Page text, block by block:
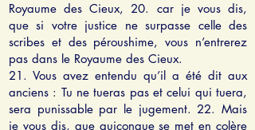
Royaume des Cieux, 20. car je vous dis,
que si votre justice ne surpasse celle des
scribes et des péroushime, vous n’entrerez
pas dans le Royaume des Cieux.
21. Vous avez entendu qu’il a été dit aux
anciens : Tu ne tueras pas et celui qui tuera,
sera punissable par le jugement. 22. Mais
je vous dis, que quiconque se met en colère